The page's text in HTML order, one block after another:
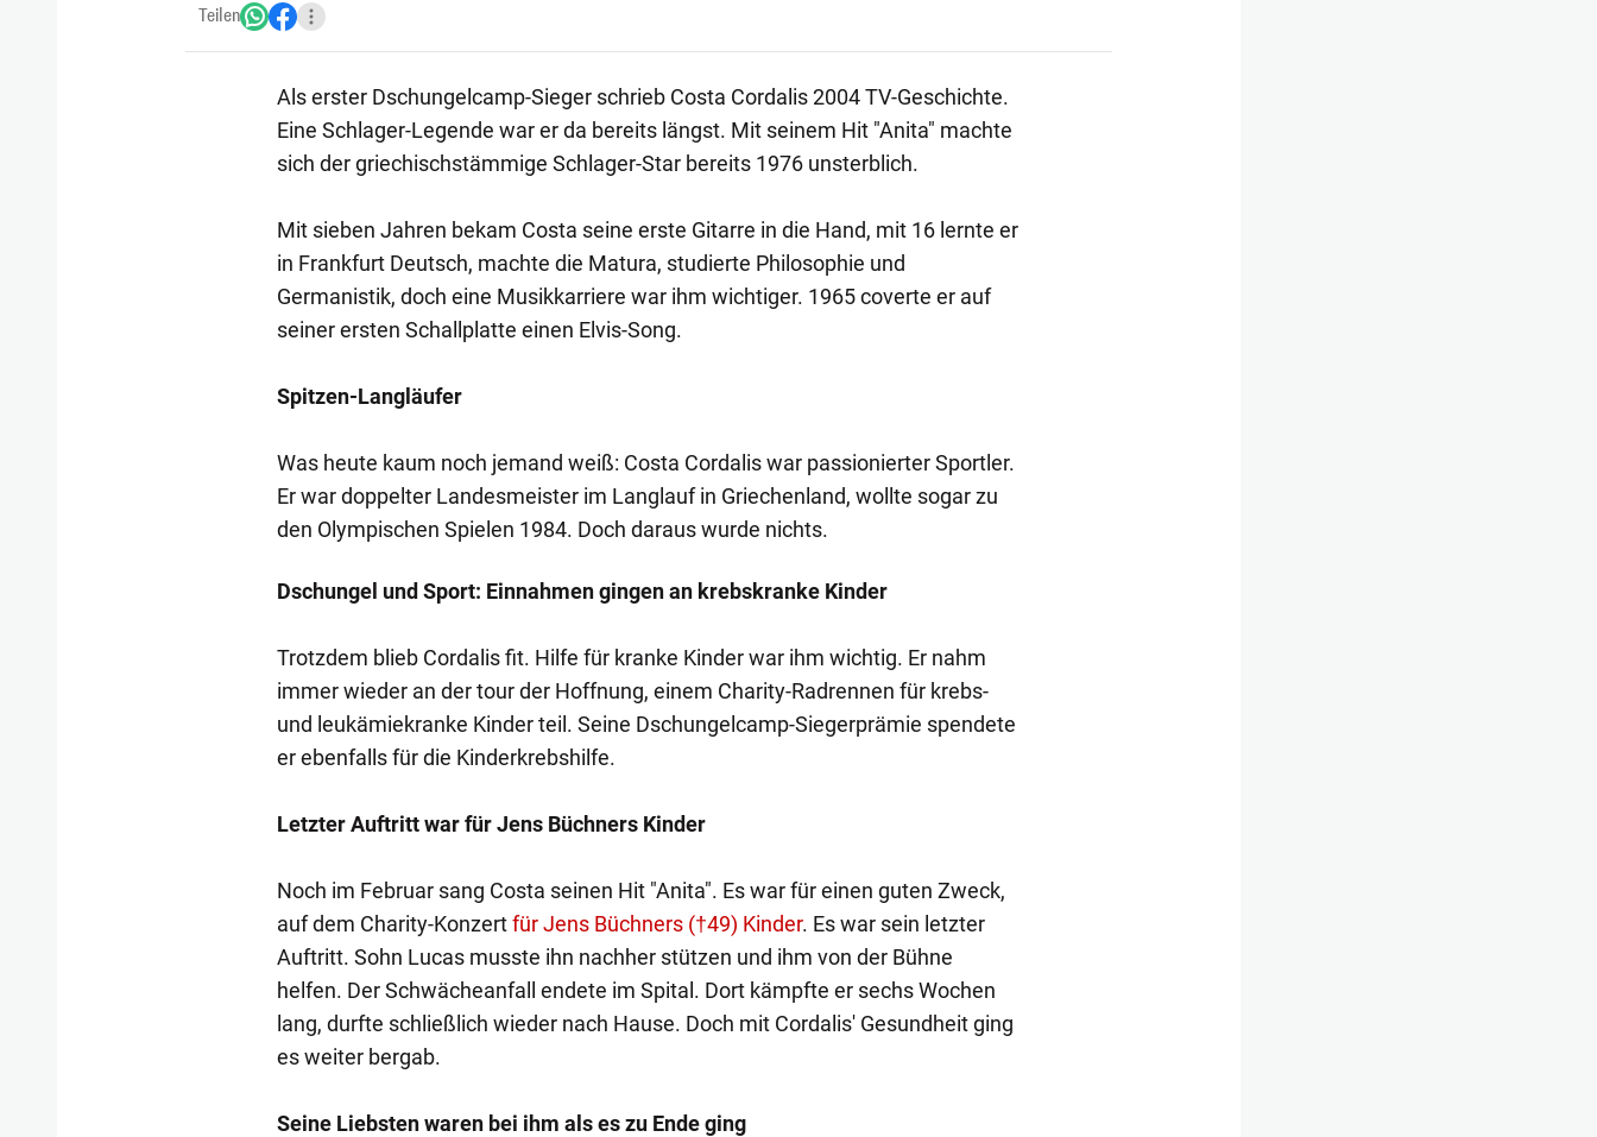
Teilen
Als erster Dschungelcamp-Sieger schrieb Costa Cordalis 2004 TV-Geschichte.
Eine Schlager-Legende war er da bereits längst. Mit seinem Hit "Anita" machte
sich der griechischstämmige Schlager-Star bereits 1976 unsterblich.
Mit sieben Jahren bekam Costa seine erste Gitarre in die Hand, mit 16 lernte er
in Frankfurt Deutsch, machte die Matura, studierte Philosophie und
Germanistik, doch eine Musikkarriere war ihm wichtiger. 1965 coverte er auf
seiner ersten Schallplatte einen Elvis-Song.
Spitzen-Langläufer
Was heute kaum noch jemand weiß: Costa Cordalis war passionierter Sportler.
Er war doppelter Landesmeister im Langlauf in Griechenland, wollte sogar zu
den Olympischen Spielen 1984. Doch daraus wurde nichts.
Dschungel und Sport: Einnahmen gingen an krebskranke Kinder
Trotzdem blieb Cordalis fit. Hilfe für kranke Kinder war ihm wichtig. Er nahm
immer wieder an der tour der Hoffnung, einem Charity-Radrennen für krebs-
und leukämiekranke Kinder teil. Seine Dschungelcamp-Siegerprämie spendete
er ebenfalls für die Kinderkrebshilfe.
Letzter Auftritt war für Jens Büchners Kinder
Noch im Februar sang Costa seinen Hit "Anita". Es war für einen guten Zweck,
auf dem Charity-Konzertfür Jens Büchners (†49) Kinder. Es war sein letzter
Auftritt. Sohn Lucas musste ihn nachher stützen und ihm von der Bühne
helfen. Der Schwächeanfall endete im Spital. Dort kämpfte er sechs Wochen
lang, durfte schließlich wieder nach Hause. Doch mit Cordalis' Gesundheit ging
es weiter bergab.
Seine Liebsten waren bei ihm als es zu Ende ging